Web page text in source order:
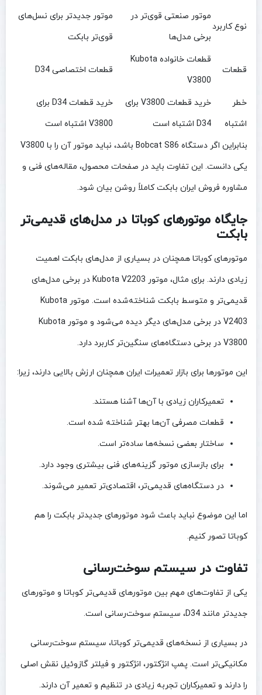
نوع کاربرد
موتور صنعتی قوی‌تر در
برخی مدل‌ها
موتور جدیدتر برای نسل‌های
قوی‌تر بابکت
قطعات
قطعات خانواده Kubota
V3800
قطعات اختصاصی D34
خطر
اشتباه
خرید قطعات V3800 برای
D34 اشتباه است
خرید قطعات D34 برای
V3800 اشتباه است
بنابراین اگر دستگاه Bobcat S86 باشد، نباید موتور آن را با V3800
یکی دانست. این تفاوت باید در صفحات محصول، مقاله‌های فنی و
مشاوره فروش ایران بابکت کاملاً روشن بیان شود.
جایگاه موتورهای کوباتا در مدل‌های قدیمی‌تر
بابکت
موتورهای کوباتا همچنان در بسیاری از مدل‌های بابکت اهمیت
زیادی دارند. برای مثال، موتور Kubota V2203 در برخی مدل‌های
قدیمی‌تر و متوسط بابکت شناخته‌شده است. موتور Kubota
V2403 در برخی مدل‌های دیگر دیده می‌شود و موتور Kubota
V3800 در برخی دستگاه‌های سنگین‌تر کاربرد دارد.
این موتورها برای بازار تعمیرات ایران همچنان ارزش بالایی دارند، زیرا:
تعمیرکاران زیادی با آن‌ها آشنا هستند.
قطعات مصرفی آن‌ها بهتر شناخته شده است.
ساختار بعضی نسخه‌ها ساده‌تر است.
برای بازسازی موتور گزینه‌های فنی بیشتری وجود دارد.
در دستگاه‌های قدیمی‌تر، اقتصادی‌تر تعمیر می‌شوند.
اما این موضوع نباید باعث شود موتورهای جدیدتر بابکت را هم
کوباتا تصور کنیم.
تفاوت در سیستم سوخت‌رسانی
یکی از تفاوت‌های مهم بین موتورهای قدیمی‌تر کوباتا و موتورهای
جدیدتر مانند D34، سیستم سوخت‌رسانی است.
در بسیاری از نسخه‌های قدیمی‌تر کوباتا، سیستم سوخت‌رسانی
مکانیکی‌تر است. پمپ انژکتور، انژکتور و فیلتر گازوئیل نقش اصلی
را دارند و تعمیرکاران تجربه زیادی در تنظیم و تعمیر آن دارند.